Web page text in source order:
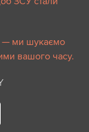
— ми шукаємо
вашого часу.